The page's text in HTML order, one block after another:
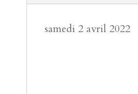
samedi 2 avril 2022